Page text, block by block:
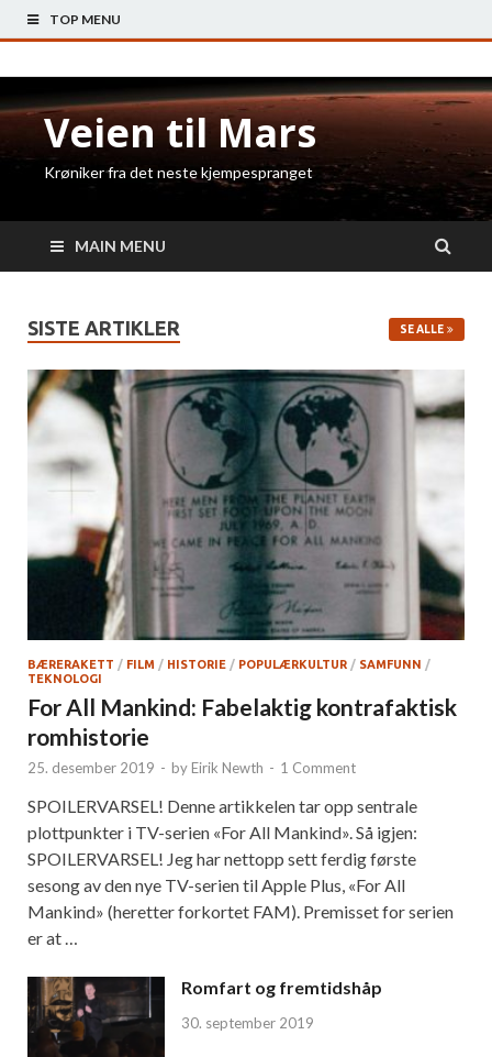
TOP MENU
Veien til Mars
Krøniker fra det neste kjempespranget
MAIN MENU
SISTE ARTIKLER SE ALLE
BÆRERAKETT / FILM / HISTORIE / POPULÆRKULTUR / SAMFUNN /
TEKNOLOGI
For All Mankind: Fabelaktig kontrafaktisk
romhistorie
25. desember 2019 - by Eirik Newth - 1 Comment
SPOILERVARSEL! Denne artikkelen tar opp sentrale
plottpunkter i TV-serien «For All Mankind». Så igjen:
SPOILERVARSEL! Jeg har nettopp sett ferdig første
sesong av den nye TV-serien til Apple Plus, «For All
Mankind» (heretter forkortet FAM). Premisset for serien
er at …
Romfart og fremtidshåp
30. september 2019